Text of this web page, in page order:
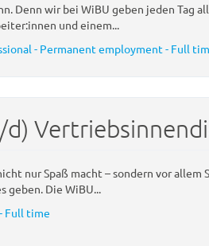
Denn wir bei WiBU geben jeden Tag
und einem...
- Permanent employment - Full
nur Spaß macht – sondern vor allem
geben. Die WiBU...
Full time